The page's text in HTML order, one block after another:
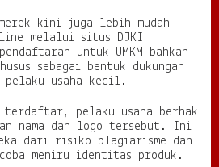
kini juga lebih mudah
melalui situs DJKI
pendaftaran untuk UMKM bahkan
sebagai bentuk dukungan
pelaku usaha kecil.
terdaftar, pelaku usaha berhak
nama dan logo tersebut. Ini
dari risiko plagiarisme dan
meniru identitas produk.